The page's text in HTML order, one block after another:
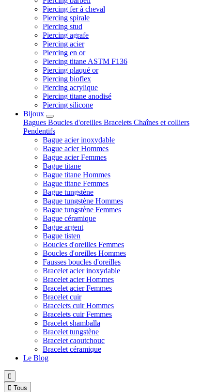
Piercing fer à cheval
Piercing spirale
Piercing stud
Piercing agrafe
Piercing acier
Piercing en or
Piercing titane ASTM F136
Piercing plaqué or
Piercing bioflex
Piercing acrylique
Piercing titane anodisé
Piercing silicone
Bijoux
Bagues Boucles d'oreilles Bracelets Chaînes et colliers
Pendentifs
Bague acier inoxydable
Bague acier Hommes
Bague acier Femmes
Bague titane
Bague titane Hommes
Bague titane Femmes
Bague tungstène
Bague tungstène Hommes
Bague tungstène Femmes
Bague céramique
Bague argent
Bague tisten
Boucles d'oreilles Femmes
Boucles d'oreilles Hommes
Fausses boucles d'oreilles
Bracelet acier inoxydable
Bracelet acier Hommes
Bracelet acier Femmes
Bracelet cuir
Bracelets cuir Hommes
Bracelets cuir Femmes
Bracelet shamballa
Bracelet tungstène
Bracelet caoutchouc
Bracelet céramique
Le Blog

 Tous